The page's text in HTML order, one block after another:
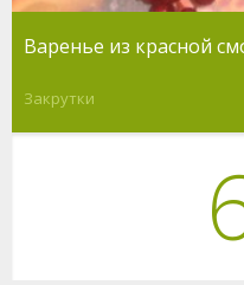
Варенье из красной
Закрутки